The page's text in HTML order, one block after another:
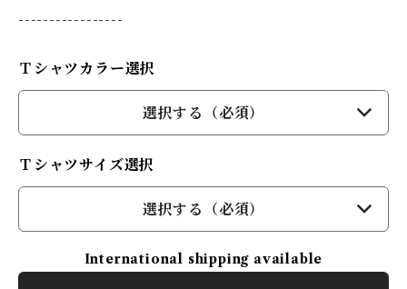
-----------------
Ｔシャツカラー選択
選択する（必須）
Ｔシャツサイズ選択
選択する（必須）
International shipping available